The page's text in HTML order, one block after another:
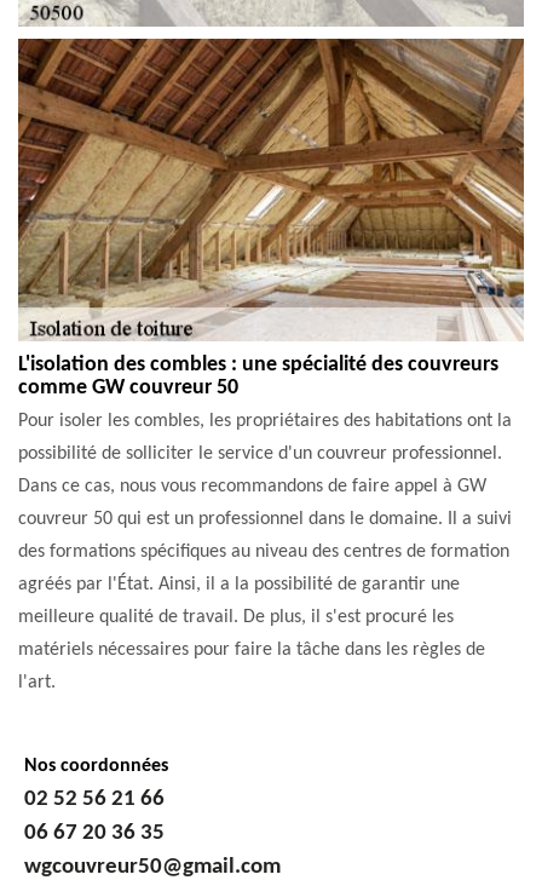
L'isolation des combles : une spécialité des couvreurs
comme GW couvreur 50
Pour isoler les combles, les propriétaires des habitations ont la
possibilité de solliciter le service d'un couvreur professionnel.
Dans ce cas, nous vous recommandons de faire appel à GW
couvreur 50 qui est un professionnel dans le domaine. Il a suivi
des formations spécifiques au niveau des centres de formation
agréés par l'État. Ainsi, il a la possibilité de garantir une
meilleure qualité de travail. De plus, il s'est procuré les
matériels nécessaires pour faire la tâche dans les règles de
l'art.
Nos coordonnées
02 52 56 21 66
06 67 20 36 35
wgcouvreur50@gmail.com